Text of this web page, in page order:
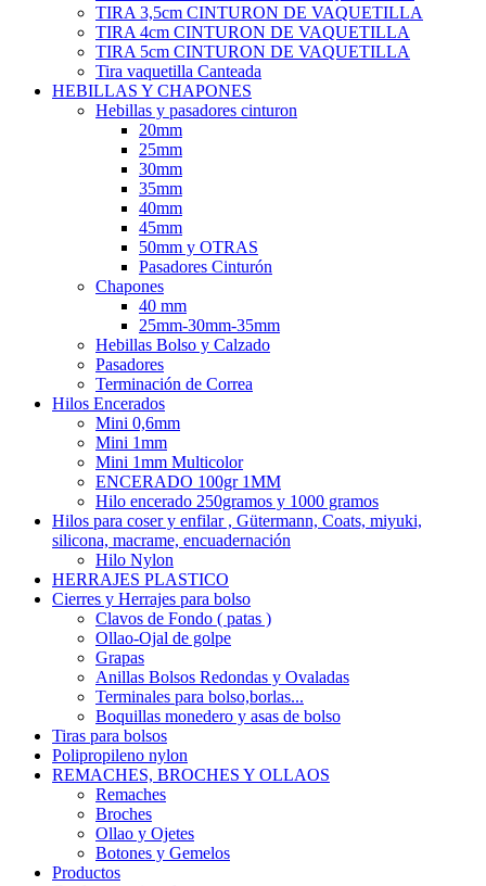
TIRA 3,5cm CINTURON DE VAQUETILLA
TIRA 4cm CINTURON DE VAQUETILLA
TIRA 5cm CINTURON DE VAQUETILLA
Tira vaquetilla Canteada
HEBILLAS Y CHAPONES
Hebillas y pasadores cinturon
20mm
25mm
30mm
35mm
40mm
45mm
50mm y OTRAS
Pasadores Cinturón
Chapones
40 mm
25mm-30mm-35mm
Hebillas Bolso y Calzado
Pasadores
Terminación de Correa
Hilos Encerados
Mini 0,6mm
Mini 1mm
Mini 1mm Multicolor
ENCERADO 100gr 1MM
Hilo encerado 250gramos y 1000 gramos
Hilos para coser y enfilar , Gütermann, Coats, miyuki,
silicona, macrame, encuadernación
Hilo Nylon
HERRAJES PLASTICO
Cierres y Herrajes para bolso
Clavos de Fondo ( patas )
Ollao-Ojal de golpe
Grapas
Anillas Bolsos Redondas y Ovaladas
Terminales para bolso,borlas...
Boquillas monedero y asas de bolso
Tiras para bolsos
Polipropileno nylon
REMACHES, BROCHES Y OLLAOS
Remaches
Broches
Ollao y Ojetes
Botones y Gemelos
Productos